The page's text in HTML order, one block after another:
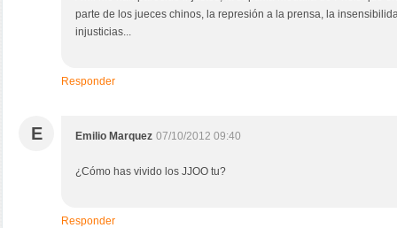
parte de los jueces chinos, la represión a la prensa, la
injusticias...
Responder
E Emilio Marquez 07/10/2012 09:40
¿Cómo has vivido los JJOO tu?
Responder